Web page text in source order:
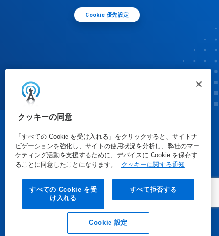
クッキーの同意
「すべての Cookie を受け入れる」をクリックすると、サイトナ
ビゲーションを強化し、サイトの使用状況を分析し、弊社のマー
ケティング活動を支援するために、デバイスに Cookie を保存す
ることに同意したことになります。
クッキーに関する通知
すべての Cookie を受
け入れる
すべて拒否する
Cookie 設定
Cookie 優先設定
Eメール
© Ecolab Inc. 2025
安全データシート|プライバシーポリシー|利用規約